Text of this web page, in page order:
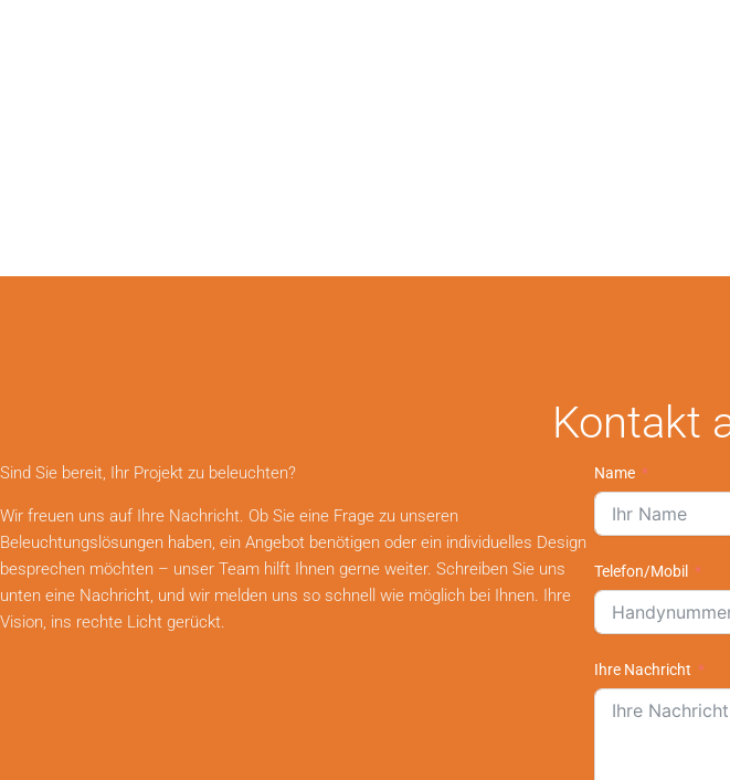
Kontakt
Sind Sie bereit, Ihr Projekt zu beleuchten?
Wir freuen uns auf Ihre Nachricht. Ob Sie eine Frage zu unseren
Beleuchtungslösungen haben, ein Angebot benötigen oder ein individuelles Design
besprechen möchten – unser Team hilft Ihnen gerne weiter. Schreiben Sie uns
unten eine Nachricht, und wir melden uns so schnell wie möglich bei Ihnen. Ihre
Vision, ins rechte Licht gerückt.
Name
Telefon/Mobil
Ihre Nachricht